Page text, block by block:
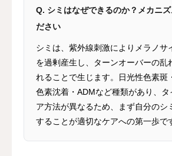
Q. シミはなぜできるのか？メカニズ
ださい
シミは、紫外線刺激によりメラノサ
を過剰産生し、ターンオーバーの乱
れることで生じます。日光性色素斑
色素沈着・ADMなど種類があり、タ
ア方法が異なるため、まず自分のシ
することが適切なケアへの第一歩で